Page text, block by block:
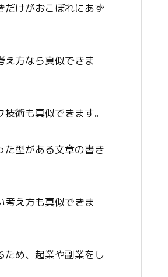
だけがおこぼれにあず
え方なら真似できま
術も真似できます。
た型がある文章の書き
考え方も真似できま
め、起業や副業をし